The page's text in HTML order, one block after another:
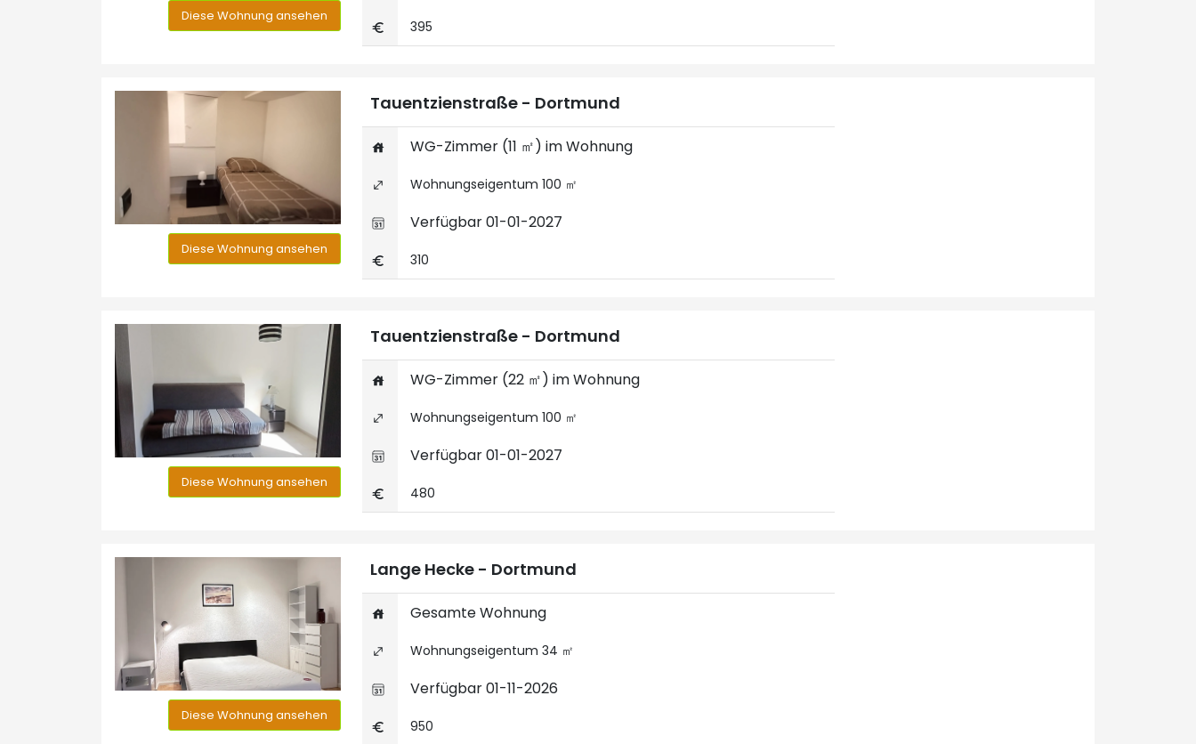
Diese Wohnung ansehen
395
Diese Wohnung ansehen
Tauentzienstraße - Dortmund
WG-Zimmer (11 ㎡) im Wohnung
Wohnungseigentum 100 ㎡
Verfügbar 01-01-2027
310
Diese Wohnung ansehen
Tauentzienstraße - Dortmund
WG-Zimmer (22 ㎡) im Wohnung
Wohnungseigentum 100 ㎡
Verfügbar 01-01-2027
480
Diese Wohnung ansehen
Lange Hecke - Dortmund
Gesamte Wohnung
Wohnungseigentum 34 ㎡
Verfügbar 01-11-2026
950